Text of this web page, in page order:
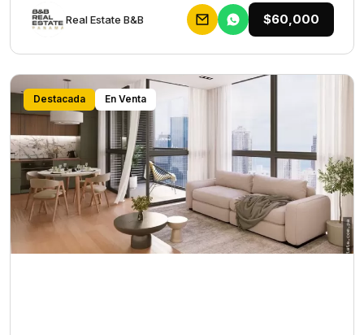
Rеаl Еstаtе В&В $60,000
Destacada En Venta